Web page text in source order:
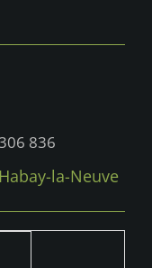
836
la-Neuve